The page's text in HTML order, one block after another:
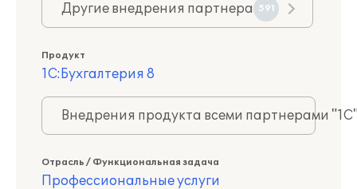
Другие внедрения партнера 591
Продукт
1С:Бухгалтерия 8
Внедрения продукта всеми партнерами
Отрасль / Функциональная задача
Профессиональные услуги